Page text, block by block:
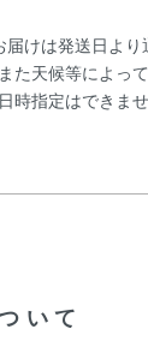
けは発送日よ
た天候等によっ
時指定はできま
いて